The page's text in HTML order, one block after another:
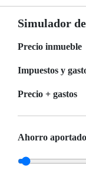
Simulador
Precio inmueble
Impuestos y
Precio + gastos
Ahorro aportado